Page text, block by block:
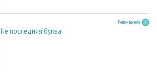
Регион номера
Не последняя буква